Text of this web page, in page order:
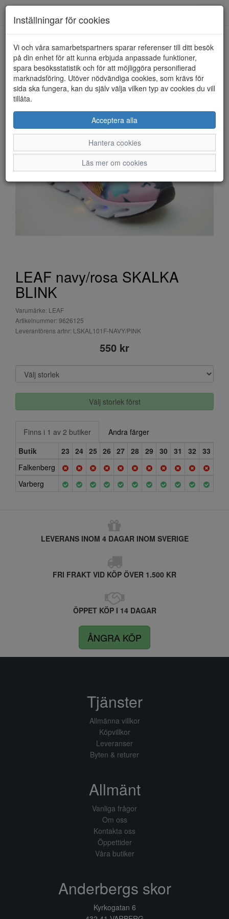
HEM LEAF
LEAF navy/rosa SKALKA
BLINK
Varumärke: LEAF
Artikelnummer: 9626125
Leverantörens artnr: LSKAL101F-NAVY/PINK
550 kr
Välj storlek först
Finns i 1 av 2 butiker
Andra färger
Butik
23 24 25 26 27 28 29 30 31 32
33
Falkenberg
Varberg
LEVERANS INOM 4 DAGAR INOM SVERIGE
FRI FRAKT VID KÖP ÖVER 1.500 KR
ÖPPET KÖP I 14 DAGAR
ÅNGRA KÖP
Inställningar för cookies
Vi och våra samarbetspartners sparar referenser till ditt besök
på din enhet för att kunna erbjuda anpassade funktioner,
spara besöksstatistik och för att möjliggöra personifierad
marknadsföring. Utöver nödvändiga cookies, som krävs för
sida ska fungera, kan du själv välja vilken typ av cookies du vill
tillåta.
Acceptera alla
Hantera cookies
Läs mer om cookies
Tjänster
Allmänna villkor
Köpvillkor
Leveranser
Byten & returer
Allmänt
Vanliga frågor
Om oss
Kontakta oss
Öppettider
Våra butiker
Anderbergs skor
Kyrkogatan 6